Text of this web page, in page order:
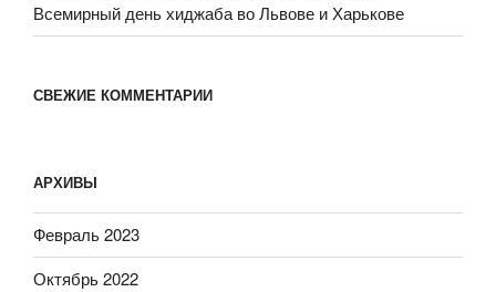
Всемирный день хиджаба во Львове и Харькове
СВЕЖИЕ КОММЕНТАРИИ
АРХИВЫ
Февраль 2023
Октябрь 2022